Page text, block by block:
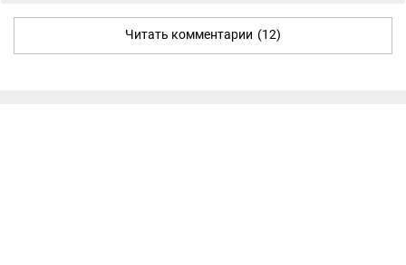
Читать комментарии (12)